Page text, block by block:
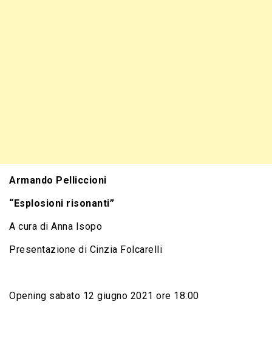
Armando Pelliccioni
“Esplosioni risonanti”
A cura di Anna Isopo
Presentazione di Cinzia Folcarelli
Opening sabato 12 giugno 2021 ore 18:00